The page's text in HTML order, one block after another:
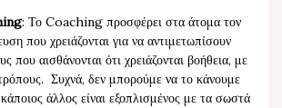
: Το Coaching προσφέρει στα άτομα τον
που χρειάζονται για να αντιμετωπίσουν
που αισθάνονται ότι χρειάζονται βοήθεια, με
Συχνά, δεν μπορούμε να το κάνουμε
άλλος είναι εξοπλισμένος με τα σωστά